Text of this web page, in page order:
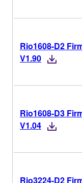
Rio1608-D2
V1.90
Rio1608-D3
V1.04
Rio3224-D2